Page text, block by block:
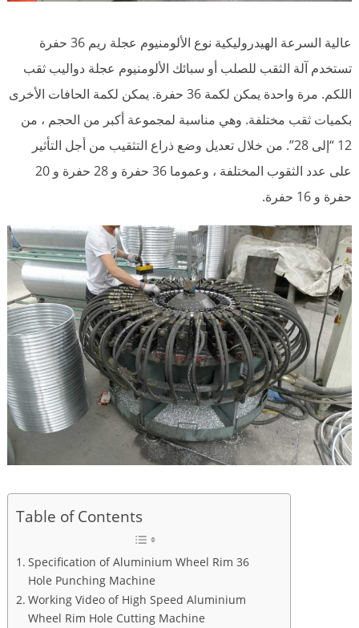
عالية السرعة الهيدروليكية نوع الألومنيوم عجلة ريم 36 حفرة
تستخدم آلة الثقب للصلب أو سبائك الألومنيوم عجلة دواليب ثقب
اللكم. مرة واحدة يمكن لكمة 36 حفرة. يمكن لكمة الحافات الأخرى
بكميات ثقب مختلفة. وهي مناسبة لمجموعة أكبر من الحجم ، من
12 “إلى 28”. من خلال تعديل وضع ذراع التثقيب من أجل التأثير
على عدد الثقوب المختلفة ، وعموما 36 حفرة و 28 حفرة و 20
حفرة و 16 حفرة.
Table of Contents
Specification of Aluminium Wheel Rim 36
Hole Punching Machine
Working Video of High Speed Aluminium
Wheel Rim Hole Cutting Machine